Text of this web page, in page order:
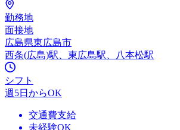
勤務地
面接地
広島県東広島市
西条(広島)駅、東広島駅、八本松駅
シフト
週5日からOK
交通費支給
未経験OK